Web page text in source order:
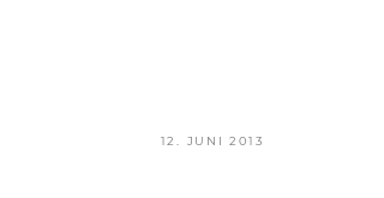
VERÖFFENTLICHT
12. JUNI 2013